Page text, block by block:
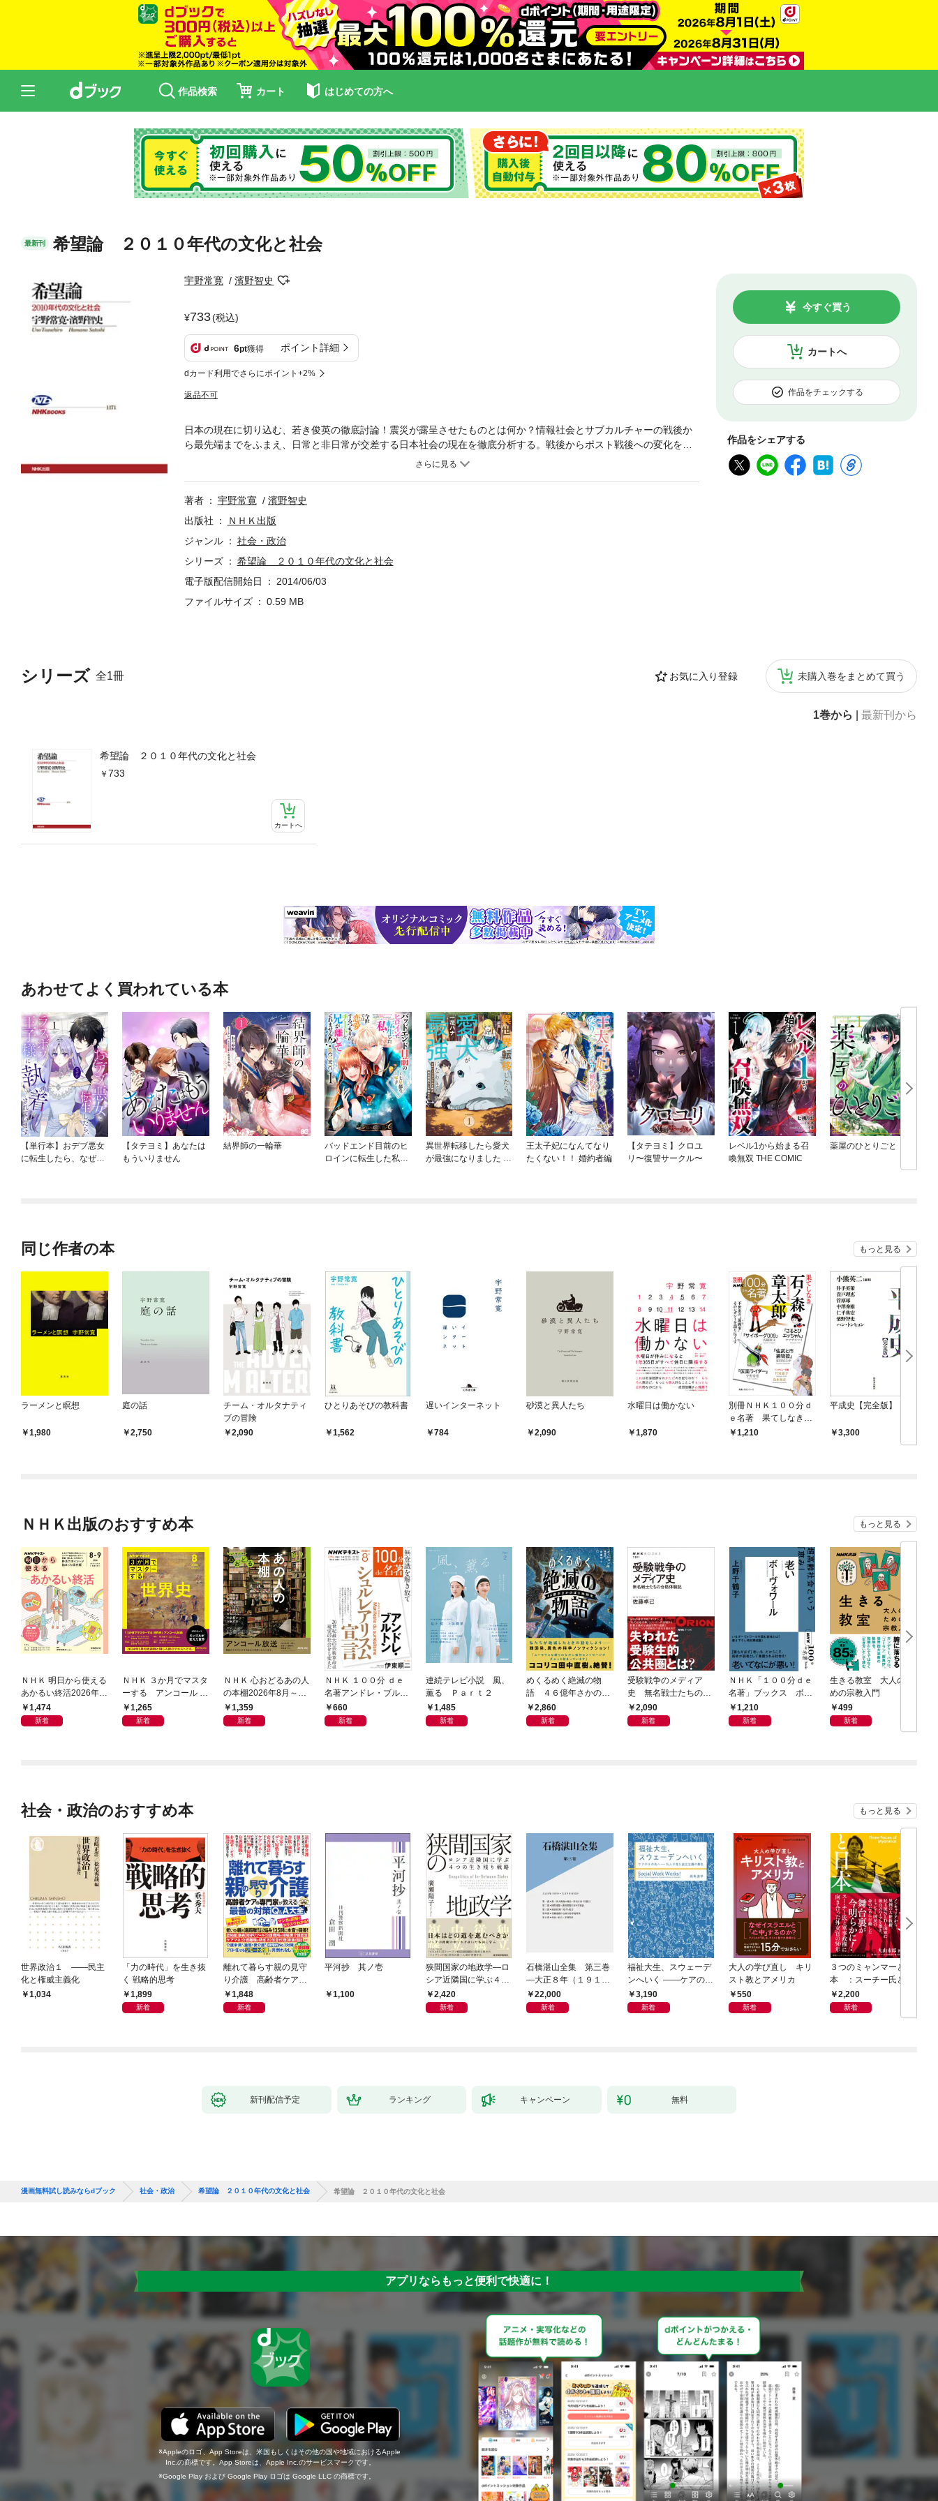
作品検索 カート はじめての方へ
最新刊 希望論 ２０１０年代の文化と社会
宇野常寛 濱野智史
733(税込)
6pt獲得 ポイント詳細
dカード利用でさらにポイント+2%
返品不可
カートへ
今すぐ買う
作品をチェックする
作品をシェアする
シリーズ 全1冊 お気に入り登録 未購入巻をまとめて買う
1巻から 最新刊から
希望論 ２０１０年代の文化と社会
733
カートへ
日本の現在に切り込む、若き俊英の徹底討論！震災が露呈させたものとは何か？情報社会とサブカルチャーの戦後か
ら最先端までをふまえ、日常と非日常が交差する日本社会の現在を徹底分析する。戦後からポスト戦後への変化を理
解するヒントは、「仮想現実から拡張現実へ」というトレンドのなかにあった。震災からの復興が叫ばれる今日、あ
著者
宇野常寛
濱野智史
出版社
ＮＨＫ出版
ジャンル
社会・政治
シリーズ
希望論 ２０１０年代の文化と社会
電子版配信開始日
2014/06/03
ファイルサイズ
0.59 MB
あわせてよく買われている本
【単行本】おデブ悪女
に転生したら、なぜか
【タテヨミ】あなたは
もういりません
結界師の一輪華
バッドエンド目前のヒ
ロインに転生した私、
異世界転移したら愛犬
が最強になりました ～
王太子妃になんてなり
たくない！！ 婚約者編
【タテヨミ】クロユ
リ〜復讐サークル〜
レベル1から始まる召
喚無双 THE COMIC
薬屋のひとりごと
同じ作者の本 もっと見る
ラーメンと瞑想
1,980
庭の話
2,750
チーム・オルタナティ
ブの冒険
2,090
ひとりあそびの教科書
1,562
遅いインターネット
784
砂漠と異人たち
2,090
水曜日は働かない
1,870
別冊ＮＨＫ１００分ｄ
ｅ名著 果てしなき
石ノ森章太郎
1,210
平成史【完全版】
3,300
ＮＨＫ出版のおすすめ本 もっと見る
ＮＨＫ 明日から使える
あかるい終活2026年8
月～9月
1,474
新着
ＮＨＫ ３か月でマスタ
ーする アンコール 世
界史2026年8月
1,265
新着
ＮＨＫ 心おどるあの人
の本棚2026年8月～9
月1,359
新着
ＮＨＫ １００分 ｄｅ
名著アンドレ・ブルト
ン 『シュルレアリスム
宣言』2026年8月
660
新着
連続テレビ小説 風、
薫る Ｐａｒｔ２
1,485
新着
めくるめく絶滅の物
語 ４６億年さかのぼ
り地球史
2,860
新着
受験戦争のメディア
史 無名戦士たちの合
格体験記
2,090
新着
ＮＨＫ「１００分ｄｅ
名著」ブックス ボー
ヴォワール 老い 超
高齢社会という「恵
1,210
新着
生きる教室 大人のた
めの宗教入門
499
新着
社会・政治のおすすめ本 もっと見る
世界政治１ ――民主
化と権威主義化
1,034
「力の時代」を生き抜
く 戦略的思考
1,899
新着
離れて暮らす親の見守
り介護 高齢者ケアの
専門家が教える最善の
対策Q＆A大全
1,848
新着
平河抄 其ノ壱
1,100
狭間国家の地政学―ロ
シア近隣国に学ぶ４つ
の生き残り戦略
2,420
新着
石橋湛山全集 第三巻
―大正８年（１９１
９）－大正９年（１９
２０）
22,000
新着
福祉大生、スウェーデ
ンへいく ――ケアのそ
の先へ――15人が見た
民主主義の景色――
3,190
新着
大人の学び直し キリ
スト教とアメリカ
550
新着
３つのミャンマーと日
本 ：スーチー氏と軍
事政権に向き合った外
交官の50年
2,200
新着
新刊配信予定 ランキング キャンペーン 無料
漫画無料試し読みならdブック 社会・政治 希望論 ２０１０年代の文化と社会 希望論 ２０１０年代の文化と社会
アプリならもっと便利で快適に！
Appleのロゴ、App Storeは、米国もしくはその他の国や地域におけるApple
Inc.の商標です。App Storeは、Apple Inc.のサービスマークです。
Google Play および Google Play ロゴは Google LLC の商標です。